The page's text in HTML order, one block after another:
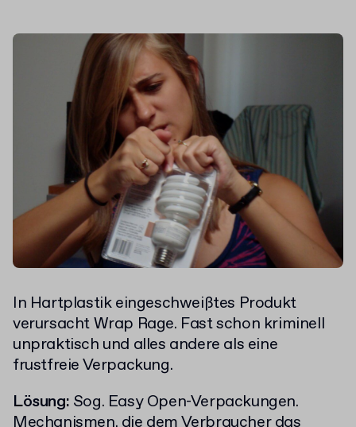
In Hartplastik eingeschweißtes Produkt
verursacht Wrap Rage. Fast schon kriminell
unpraktisch und alles andere als eine
frustfreie Verpackung.
Lösung: Sog. Easy Open-Verpackungen.